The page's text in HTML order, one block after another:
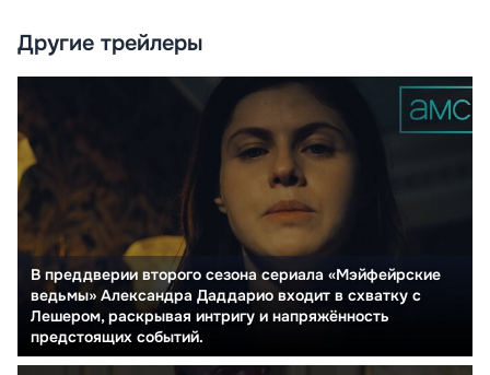
Другие трейлеры
В преддверии второго сезона сериала «Мэйфейрские
ведьмы» Александра Даддарио входит в схватку с
Лешером, раскрывая интригу и напряжённость
предстоящих событий.